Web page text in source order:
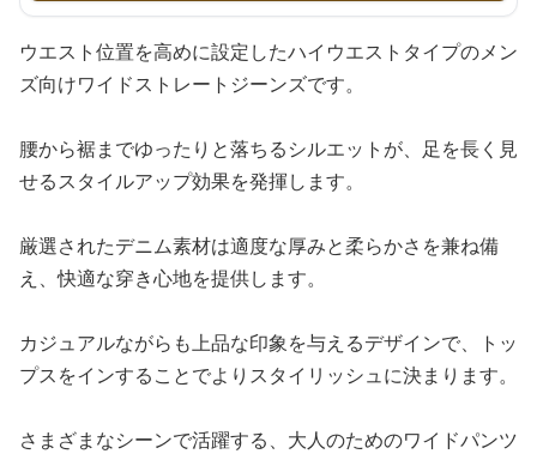
ウエスト位置を高めに設定したハイウエストタイプのメン
ズ向けワイドストレートジーンズです。
腰から裾までゆったりと落ちるシルエットが、足を長く見
せるスタイルアップ効果を発揮します。
厳選されたデニム素材は適度な厚みと柔らかさを兼ね備
え、快適な穿き心地を提供します。
カジュアルながらも上品な印象を与えるデザインで、トッ
プスをインすることでよりスタイリッシュに決まります。
さまざまなシーンで活躍する、大人のためのワイドパンツ